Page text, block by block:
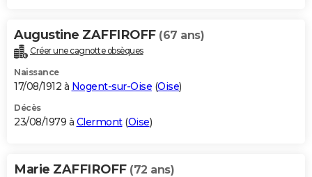
Augustine ZAFFIROFF (67 ans)
Créer une cagnotte obsèques
Naissance
17/08/1912 à Nogent-sur-Oise (Oise)
Décès
23/08/1979 à Clermont(Oise)
Marie ZAFFIROFF (72 ans)